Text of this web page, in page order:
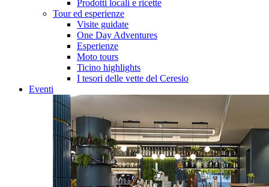
Prodotti locali e ricette
Tour ed esperienze
Visite guidate
One Day Adventures
Esperienze
Moto tours
Ticino highlights
I tesori delle vette del Ceresio
Eventi